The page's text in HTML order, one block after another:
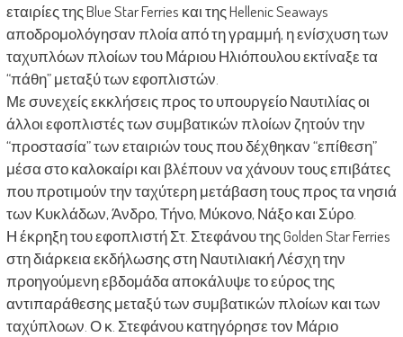
εταιρίες της Blue Star Ferries και της Hellenic Seaways
αποδρομολόγησαν πλοία από τη γραμμή, η ενίσχυση των
ταχυπλόων πλοίων του Μάριου Ηλιόπουλου εκτίναξε τα
“πάθη” μεταξύ των εφοπλιστών.
Με συνεχείς εκκλήσεις προς το υπουργείο Ναυτιλίας οι
άλλοι εφοπλιστές των συμβατικών πλοίων ζητούν την
“προστασία” των εταιριών τους που δέχθηκαν “επίθεση”
μέσα στο καλοκαίρι και βλέπουν να χάνουν τους επιβάτες
που προτιμούν την ταχύτερη μετάβαση τους προς τα νησιά
των Κυκλάδων, Άνδρο, Τήνο, Μύκονο, Νάξο και Σύρο.
Η έκρηξη του εφοπλιστή Στ. Στεφάνου της Golden Star Ferries
στη διάρκεια εκδήλωσης στη Ναυτιλιακή Λέσχη την
προηγούμενη εβδομάδα αποκάλυψε το εύρος της
αντιπαράθεσης μεταξύ των συμβατικών πλοίων και των
ταχύπλοων. Ο κ. Στεφάνου κατηγόρησε τον Μάριο